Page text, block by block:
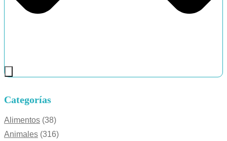
Categorías
Alimentos (38)
Animales (316)